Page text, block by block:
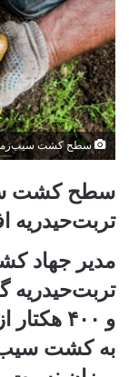
سطح کشت
سطح کشت
تربت‌حیدریه
مدیر جهاد
تربت‌حیدریه
و ۴۰۰
به کشت سیب